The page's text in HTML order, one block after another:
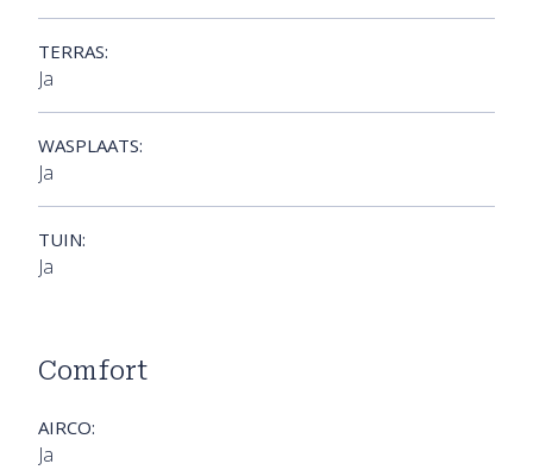
TERRAS:
Ja
WASPLAATS:
Ja
TUIN:
Ja
Comfort
AIRCO:
Ja